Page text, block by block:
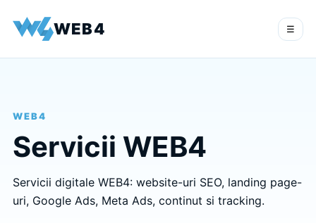
WEB4 ☰
WEB4
Servicii WEB4
Servicii digitale WEB4: website-uri SEO, landing page-
uri, Google Ads, Meta Ads, continut si tracking.